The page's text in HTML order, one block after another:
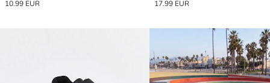
10.99 EUR 17.99 EUR